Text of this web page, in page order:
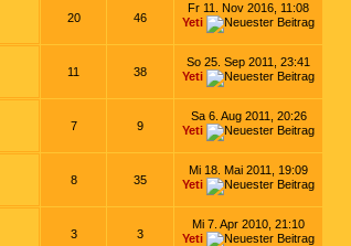
20 46
Fr 11. Nov 2016, 11:08
Yeti
11 38
So 25. Sep 2011, 23:41
Yeti
7 9
Sa 6. Aug 2011, 20:26
Yeti
8 35
Mi 18. Mai 2011, 19:09
Yeti
3 3
Mi 7. Apr 2010, 21:10
Yeti